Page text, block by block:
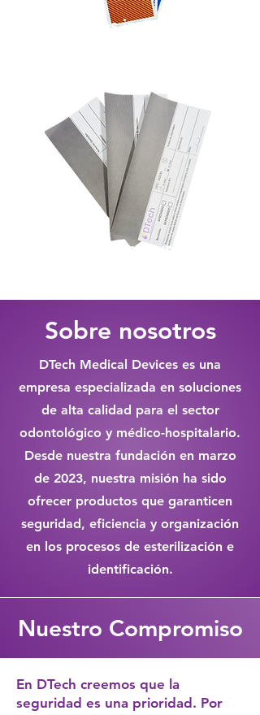
Marcadores instrumentales
Marcadores instrumentales
Sobre nosotros
DTech Medical Devices es una
empresa especializada en soluciones
de alta calidad para el sector
odontológico y médico-hospitalario.
Desde nuestra fundación en marzo
de 2023, nuestra misión ha sido
ofrecer productos que garanticen
seguridad, eficiencia y organización
en los procesos de esterilización e
identificación.
Nuestro Compromiso
En DTech creemos que la
seguridad es una prioridad. Por